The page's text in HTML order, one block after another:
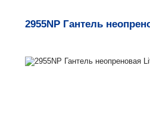
2955NP Гантель